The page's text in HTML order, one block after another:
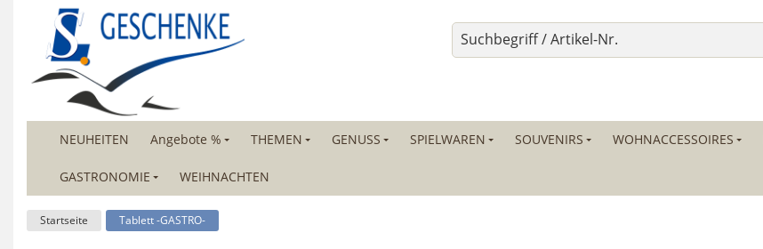
NEUHEITEN Angebote % THEMEN GENUSS SPIELWAREN SOUVENIRS WOHNACCESSOIRES
GASTRONOMIE WEIHNACHTEN
Startseite Tablett -GASTRO-